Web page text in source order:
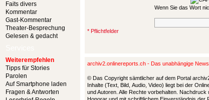
Faits divers
Kommentar
Gast-Kommentar
Theater-Besprechung
Gelesen & gedacht
Weiterempfehlen
Tipps für Stories
Parolen
Auf Smartphone laden
Fragen & Antworten
Wenn Sie das Wort
* Pflichtfelder
archiv2.onlinereports.ch - Das unabhängige
© Das Copyright sämtlicher auf dem Portal
Inhalte (Text, Bild, Audio, Video) liegt bei der
und Autoren. Alle Rechte vorbehalten.